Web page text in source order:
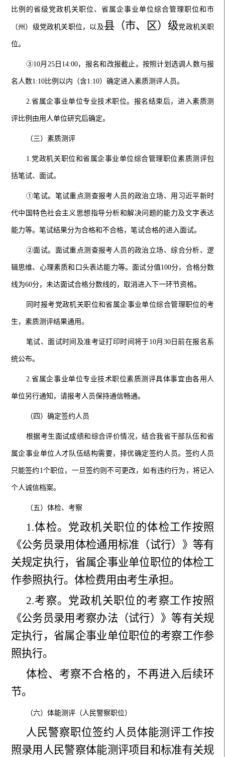
比例的省级党政机关职位 、省属企事业单位综合管理职位和市
（州）级党政机关职位 ，以及县（市、区）级党政机关职
位。
③10月 25日14:00， 报名和改报截止。按照计划选调人数与报
名人数1:10比例 以内（含1:10）确定进入素质测评人员。
2.省属企事业单位专业技术职位。报名结束后，进入素质测
评比例由用人单位研究后确定。
（三）素质测评
1.党政机关职位和省属企事业单位综合管理职位素质测评包
括笔试、面试。
①笔试。笔试重点测查报考人员的政治立场、用习近平新时
代中国特色社会主义思想指导分析和解决问题的能力及文字表达
能力等。笔试结果分为合格和不合格， 笔试合格的进入面试。
②面试。面试重点测查报考人员的政治立场、综合分析、逻
辑思维、心理素质和口头表达能力等。面试分值100分，合格分数
线为60分，未达面试合格分数线的，取消进入下一环节资格。
同时报考党政机关职位和省属企事业单位综合管理职位 的考
生，素质测评结果通用。
笔试、面试时间及准考证打印时间将于10月30日前在报名系
统公布。
2.省属企事业单位专业技术职位素质测评具体事宜由各用人
单位另行通知 ，请报考人员保持通信畅通。
（四）确定签约人员
根据考生面试成绩和综合评价情况，结合我省干部队伍和省
属企事业单位人才队伍结构需要，择优确定签约人员。签约人员
只能签约1个职位，一旦签约则不可更改，如有违约行为，将记入
个人诚信档案。
（五）体检、考察
1.体检。 党政机关职位的体检工作按照
《公务员录用体检通用标准（试行）》等有
关规定执行，省属企事业单位职位的体检工
作参照执行。 体检费用由考生承担。
2.考察。 党政机关职位的考察工作按照
《公务员录用考察办法 （试行） 》等有关规
定执行， 省属企事业单位职位 的考察工作参
照执行。
体检、考察不合格的，不再进入后续环
节。
（六）体能测评（人民警察职位）
人民警察职位签约人员体能测评工作按
照录用人民警察体能测评项目和标准有关规